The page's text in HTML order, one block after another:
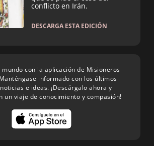
conflicto en Irán.
DESCARGA ESTA EDICIÓN
mundo con la aplicación de Misioneros
informado con los últimos
e ideas. ¡Descárgalo ahora y
un viaje de conocimiento y compasión!